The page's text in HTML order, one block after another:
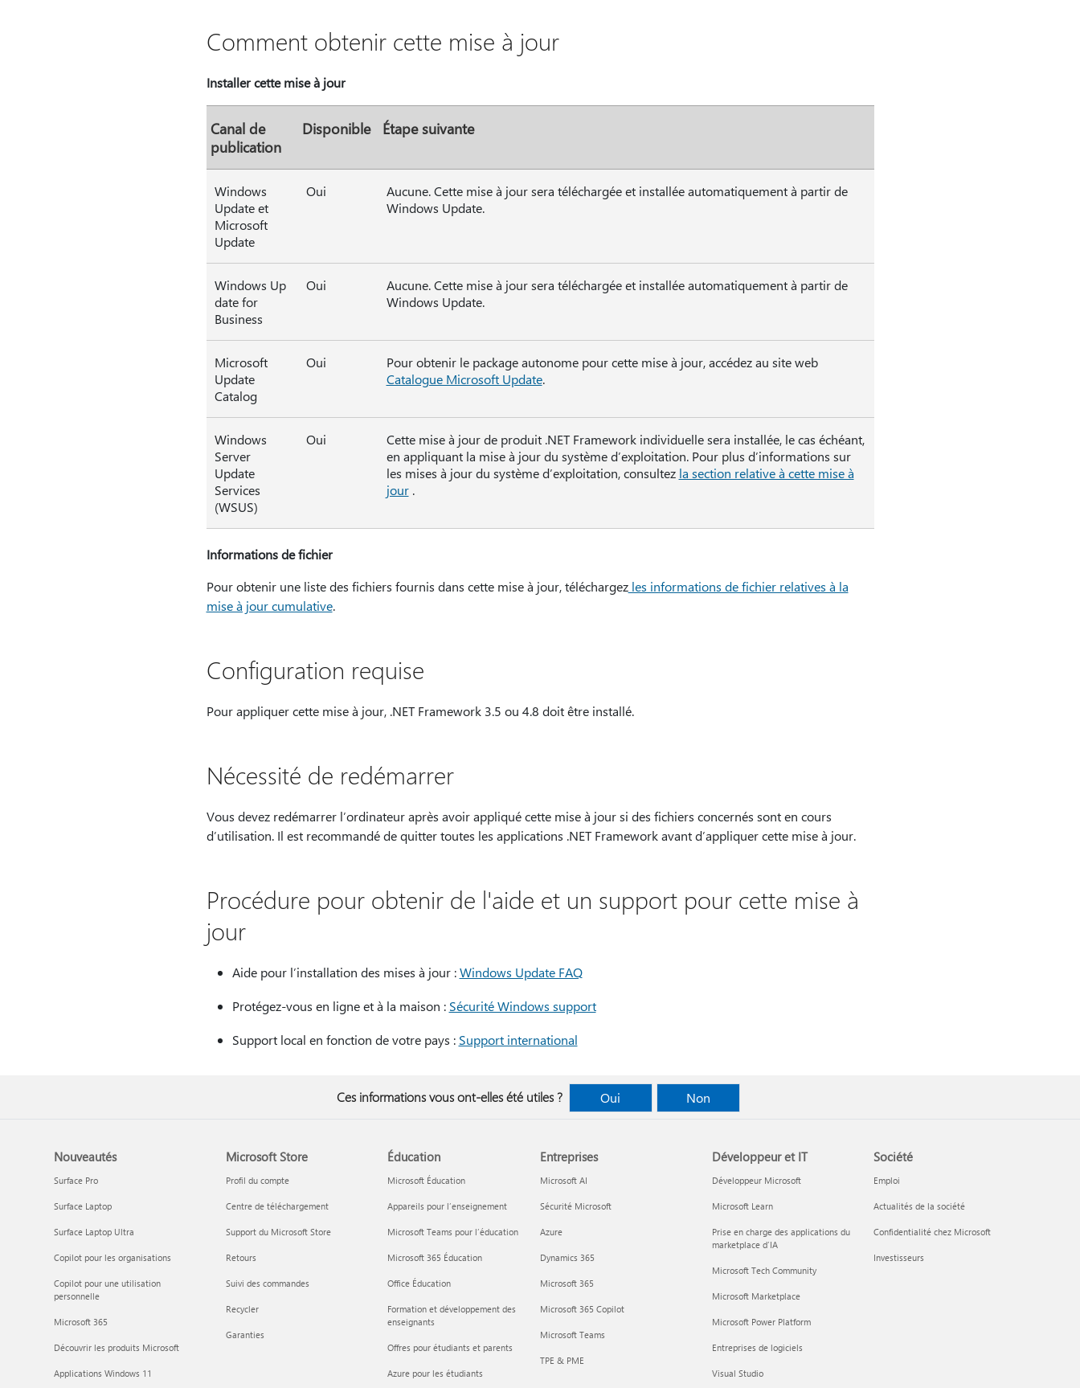
Comment obtenir cette mise à jour
Installer cette mise à jour
Canal de
publication
Disponible Étape suivante
Windows
Update et
Microsoft
Update
Oui
Aucune. Cette mise à jour sera téléchargée et installée automatiquement à partir de
Windows Update.
Windows Up
date for
Business
Oui
Aucune. Cette mise à jour sera téléchargée et installée automatiquement à partir de
Windows Update.
Microsoft
Update
Catalog
Oui
Pour obtenir le package autonome pour cette mise à jour, accédez au site web
Catalogue Microsoft Update.
Windows
Server
Update
Services
(WSUS)
Oui
Cette mise à jour de produit .NET Framework individuelle sera installée, le cas échéant,
en appliquant la mise à jour du système d’exploitation. Pour plus d’informations sur
les mises à jour du système d’exploitation, consultez la section relative à cette mise à
jour.
Informations de fichier
Pour obtenir une liste des fichiers fournis dans cette mise à jour, téléchargezles informations de fichier relatives à la
mise à jour cumulative.
Configuration requise
Pour appliquer cette mise à jour, .NET Framework 3.5 ou 4.8 doit être installé.
Nécessité de redémarrer
Vous devez redémarrer l’ordinateur après avoir appliqué cette mise à jour si des fichiers concernés sont en cours
d’utilisation. Il est recommandé de quitter toutes les applications .NET Framework avant d’appliquer cette mise à jour.
Procédure pour obtenir de l'aide et un support pour cette mise à
jour
Aide pour l’installation des mises à jour :Windows Update FAQ
Protégez-vous en ligne et à la maison : Sécurité Windows support
Support local en fonction de votre pays : Support international
Ces informations vous ont-elles été utiles ? Oui Non
Nouveautés
Surface Pro
Surface Laptop
Surface Laptop Ultra
Copilot pour les organisations
Copilot pour une utilisation
personnelle
Microsoft 365
Découvrir les produits Microsoft
Applications Windows 11
Microsoft Store
Profil du compte
Centre de téléchargement
Support du Microsoft Store
Retours
Suivi des commandes
Recycler
Garanties
Éducation
Microsoft Éducation
Appareils pour l’enseignement
Microsoft Teams pour l’éducation
Microsoft 365 Éducation
Office Éducation
Formation et développement des
enseignants
Offres pour étudiants et parents
Azure pour les étudiants
Entreprises
Microsoft AI
Sécurité Microsoft
Azure
Dynamics 365
Microsoft 365
Microsoft 365 Copilot
Microsoft Teams
TPE & PME
Développeur et IT
Développeur Microsoft
Microsoft Learn
Prise en charge des applications du
marketplace d’IA
Microsoft Tech Community
Microsoft Marketplace
Microsoft Power Platform
Entreprises de logiciels
Visual Studio
Société
Emploi
Actualités de la société
Confidentialité chez Microsoft
Investisseurs